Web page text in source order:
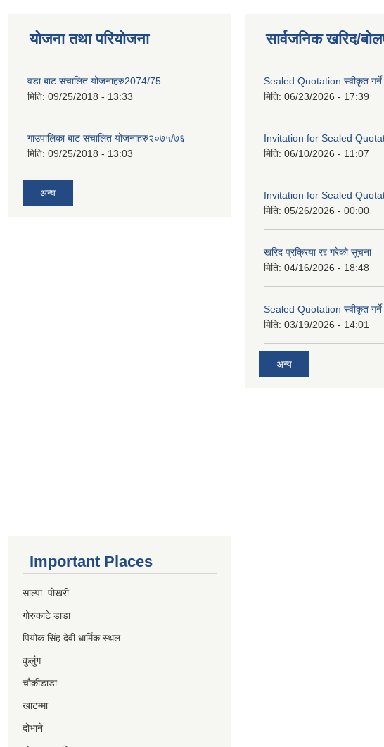
योजना तथा परियोजना
वडा बाट संचालित योजनाहरु2074/75
मिति: 09/25/2018 - 13:33
गाउपालिका बाट संचालित योजनाहरु२०७५/७६
मिति: 09/25/2018 - 13:03
अन्य
सार्वजनिक खरिद/
Sealed Quotation स्वीकृत
मिति: 06/23/2026 - 17:39
Invitation for Sealed
मिति: 06/10/2026 - 11:07
Invitation for Sealed
मिति: 05/26/2026 - 00:00
खरिद प्रक्रिया रद्द गरेको सूचना
मिति: 04/16/2026 - 18:48
Sealed Quotation स्वीकृत
मिति: 03/19/2026 - 14:01
अन्य
Important Places
साल्पा पोखरी
गोरुकाटे डाडा
पियोक सिंह देवी धार्मिक स्थल
कुलुंग
चौकीडाडा
खाटम्मा
दोभाने